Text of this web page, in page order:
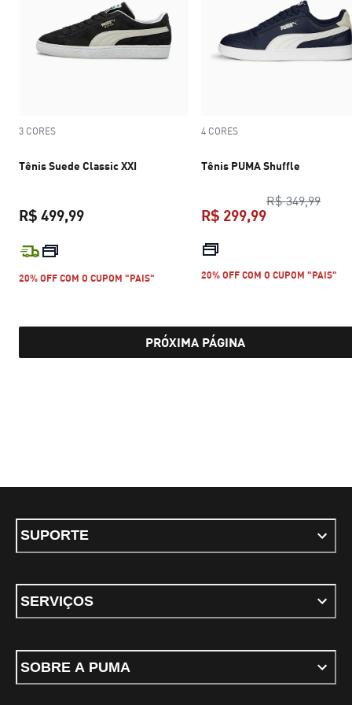
3 CORES
Tênis Suede Classic XXI
R$ 499,99
preço atual R$ 499,99
20% OFF COM O CUPOM "PAIS"
4 CORES
Tênis PUMA Shuffle
R$ 349,99
R$ 299,99
20% OFF COM O CUPOM "PAIS"
PRÓXIMA PÁGINA
SUPORTE
SERVIÇOS
SOBRE A PUMA